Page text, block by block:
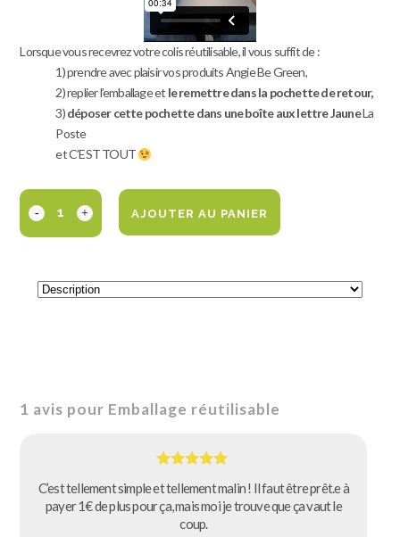
Lorsque vous recevrez votre colis réutilisable, il vous suffit de :
1) prendre avec plaisir vos produits Angie Be Green,
2) replier l’emballage et le remettre dans la pochette de retour,
3)déposer cette pochette dans une boîte aux lettre JauneLa
Poste
et C’EST TOUT
AJOUTER AU PANIER
1 avis pour Emballage réutilisable
5
C’est tellement simple et tellement malin ! Il faut être prêt.e à
payer 1€ de plus pour ça, mais moi je trouve que ça vaut le
coup.